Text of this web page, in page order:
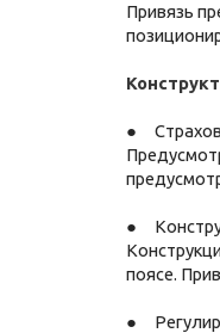
Привязь
●
●
поясе.
●